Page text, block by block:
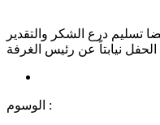
تسليم درع الشكر والتقدير
نيابتاً عن رئيس الغرفة
الوسوم :